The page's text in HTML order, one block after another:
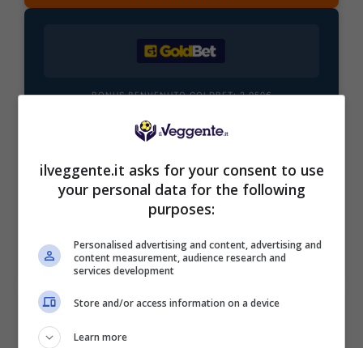
BONUS BENVENUTO GOLDBET: 2.050€
Per i nuovi registrati: 100% fino a 2.000€ in Bonus
2050€
VERIFICA
Mostra Informazioni
ilveggente.it asks for your consent to use
your personal data for the following
purposes:
Personalised advertising and content, advertising and
content measurement, audience research and
services development
Store and/or access information on a device
Learn more